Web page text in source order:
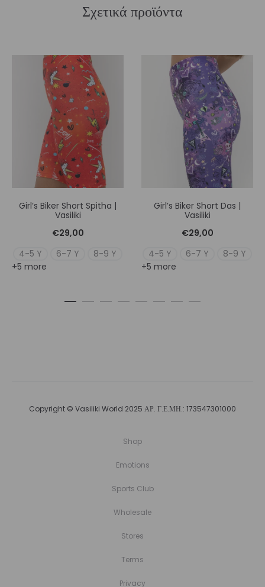
Σχετικά προϊόντα
Girl’s Biker Short Spitha |
Vasiliki
€29,00
4-5 Y
6-7 Y
8-9 Y
+5 more
Girl’s Biker Short Das |
Vasiliki
€29,00
4-5 Y
6-7 Y
8-9 Y
+5 more
Copyright © Vasiliki World 2025 ΑΡ. Γ.Ε.ΜΗ.: 173547301000
Shop
Emotions
Sports Club
Wholesale
Stores
Terms
Privacy